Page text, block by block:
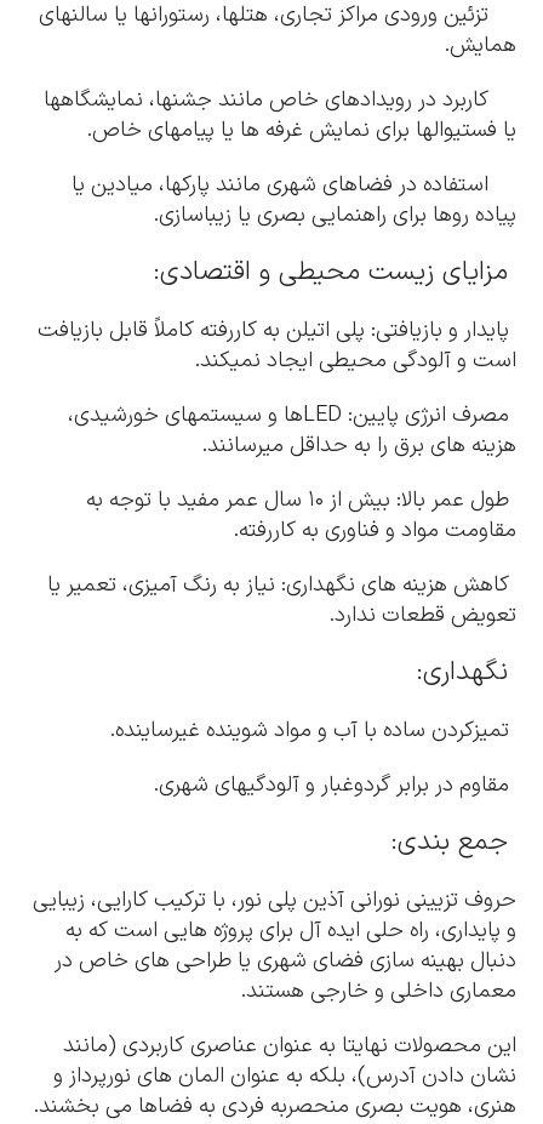
تزئین ورودی مراکز تجاری، هتلها، رستورانها یا سالنهای
همایش.
کاربرد در رویدادهای خاص مانند جشنها، نمایشگاهها
یا فستیوالها برای نمایش غرفه ها یا پیامهای خاص.
استفاده در فضاهای شهری مانند پارکها، میادین یا
پیاده روها برای راهنمایی بصری یا زیباسازی.
مزایای زیست محیطی و اقتصادی:
پایدار و بازیافتی: پلی اتیلن به کاررفته کاملاً قابل بازیافت
است و آلودگی محیطی ایجاد نمیکند.
مصرف انرژی پایین: LEDها و سیستمهای خورشیدی،
هزینه های برق را به حداقل میرسانند.
طول عمر بالا: بیش از ۱۰ سال عمر مفید با توجه به
مقاومت مواد و فناوری به کاررفته.
کاهش هزینه های نگهداری: نیاز به رنگ آمیزی، تعمیر یا
تعویض قطعات ندارد.
نگهداری:
تمیزکردن ساده با آب و مواد شوینده غیرساینده.
مقاوم در برابر گردوغبار و آلودگیهای شهری.
جمع بندی:
حروف تزیینی نورانی آذین پلی نور، با ترکیب کارایی، زیبایی
و پایداری، راه حلی ایده آل برای پروژه هایی است که به
دنبال بهینه سازی فضای شهری یا طراحی های خاص در
معماری داخلی و خارجی هستند.
این محصولات نهایتا به عنوان عناصری کاربردی (مانند
نشان دادن آدرس)، بلکه به عنوان المان های نورپرداز و
هنری، هویت بصری منحصربه فردی به فضاها می بخشند.